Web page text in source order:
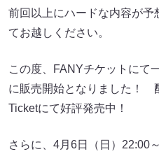
前回以上にハードな内容が予
てお越しください。
この度、FANYチケットにて
に販売開始となりました！
Ticketにて好評発売中！
さらに、4月6日（日）22:00